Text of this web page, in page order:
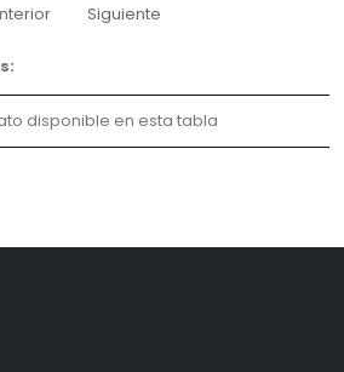
Siguiente
disponible en esta tabla